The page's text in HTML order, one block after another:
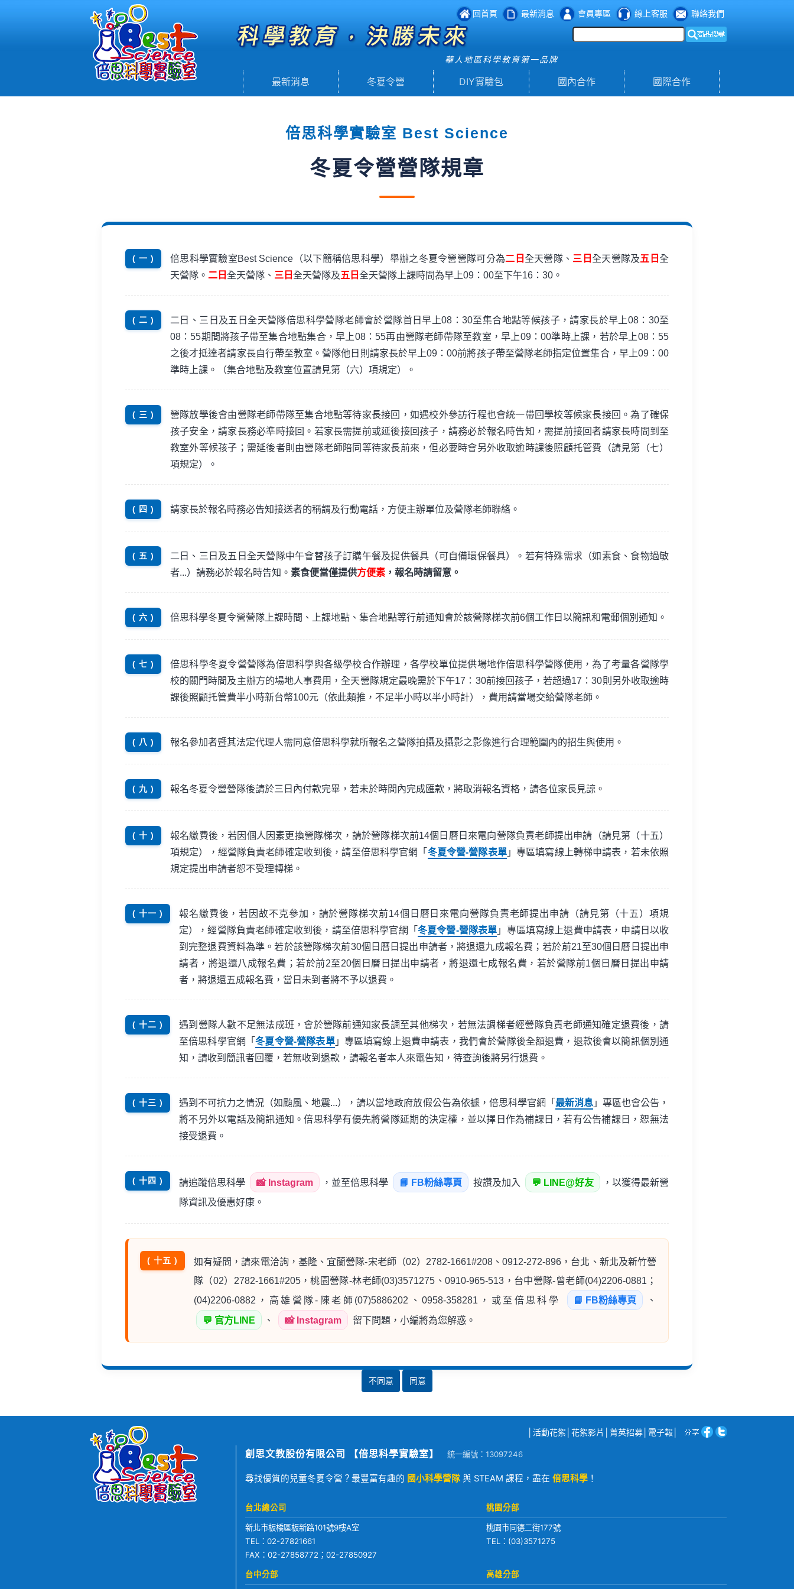
回首頁 最新消息 會員專區 線上客服 聯絡我們
華人地區科學教育第一品牌
最新消息 冬夏令營 DIY實驗包 國內合作 國際合作
倍思科學實驗室 Best Science
冬夏令營營隊規章
( 一 ) 倍思科學實驗室Best Science（以下簡稱倍思科學）舉辦之冬夏令營營隊可分為二日全天營隊、 三日全天營隊及五日全
天營隊。 二日全天營隊、 三日全天營隊及五日全天營隊上課時間為早上09：00至下午16：30。
( 二 )
二日、三日及五日全天營隊倍思科學營隊老師會於營隊首日早上08：30至集合地點等候孩子，請家長於早上08：30至
08：55期間將孩子帶至集合地點集合，早上08：55再由營隊老師帶隊至教室，早上09：00準時上課，若於早上08：55
之後才抵達者請家長自行帶至教室。營隊他日則請家長於早上09：00前將孩子帶至營隊老師指定位置集合，早上09：00
準時上課。（集合地點及教室位置請見第（六）項規定）。
( 三 )
營隊放學後會由營隊老師帶隊至集合地點等待家長接回，如遇校外參訪行程也會統一帶回學校等候家長接回。為了確保
孩子安全，請家長務必準時接回。若家長需提前或延後接回孩子，請務必於報名時告知，需提前接回者請家長時間到至
教室外等候孩子；需延後者則由營隊老師陪同等待家長前來，但必要時會另外收取逾時課後照顧托管費（請見第（七）
項規定）。
( 四 ) 請家長於報名時務必告知接送者的稱謂及行動電話，方便主辦單位及營隊老師聯絡。
( 五 )
二日、三日及五日全天營隊中午會替孩子訂購午餐及提供餐具（可自備環保餐具）。若有特殊需求（如素食、食物過敏
者...）請務必於報名時告知。 素食便當僅提供方便素 ，報名時請留意。
( 六 ) 倍思科學冬夏令營營隊上課時間、上課地點、集合地點等行前通知會於該營隊梯次前6個工作日以簡訊和電郵個別通知。
( 七 )
倍思科學冬夏令營營隊為倍思科學與各級學校合作辦理，各學校單位提供場地作倍思科學營隊使用，為了考量各營隊學
校的關門時間及主辦方的場地人事費用，全天營隊規定最晚需於下午17：30前接回孩子，若超過17：30則另外收取逾時
課後照顧托管費半小時新台幣100元（依此類推，不足半小時以半小時計），費用請當場交給營隊老師。
( 八 ) 報名參加者暨其法定代理人需同意倍思科學就所報名之營隊拍攝及攝影之影像進行合理範圍內的招生與使用。
( 九 ) 報名冬夏令營營隊後請於三日內付款完畢，若未於時間內完成匯款，將取消報名資格，請各位家長見諒。
( 十 )
報名繳費後，若因個人因素更換營隊梯次，請於營隊梯次前14個日曆日來電向營隊負責老師提出申請（請見第（十五）
項規定），經營隊負責老師確定收到後，請至倍思科學官網「冬夏令營-營隊表單」專區填寫線上轉梯申請表，若未依照
規定提出申請者恕不受理轉梯。
( 十一 )
報名繳費後，若因故不克參加，請於營隊梯次前14個日曆日來電向營隊負責老師提出申請（請見第（十五）項規
定），經營隊負責老師確定收到後，請至倍思科學官網「冬夏令營-營隊表單 」專區填寫線上退費申請表，申請日以收
到完整退費資料為準。若於該營隊梯次前30個日曆日提出申請者，將退還九成報名費；若於前21至30個日曆日提出申
請者，將退還八成報名費；若於前2至20個日曆日提出申請者，將退還七成報名費，若於營隊前1個日曆日提出申請
者，將退還五成報名費，當日未到者將不予以退費。
( 十二 )
遇到營隊人數不足無法成班，會於營隊前通知家長調至其他梯次，若無法調梯者經營隊負責老師通知確定退費後，請
至倍思科學官網「冬夏令營-營隊表單」專區填寫線上退費申請表，我們會於營隊後全額退費，退款後會以簡訊個別通
知，請收到簡訊者回覆，若無收到退款，請報名者本人來電告知，待查詢後將另行退費。
( 十三 ) 遇到不可抗力之情況（如颱風、地震...），請以當地政府放假公告為依據，倍思科學官網「最新消息」專區也會公告，
將不另外以電話及簡訊通知。倍思科學有優先將營隊延期的決定權，並以擇日作為補課日，若有公告補課日，恕無法
接受退費。
( 十四 ) 請追蹤倍思科學 📸 Instagram ，並至倍思科學 📘 FB粉絲專頁 按讚及加入 💬 LINE@好友
，以獲得最新營
隊資訊及優惠好康。
( 十五 )
如有疑問，請來電洽詢，基隆、宜蘭營隊-宋老師（02）2782-1661#208、0912-272-896，台北、新北及新竹營
隊（02）2782-1661#205，桃園營隊-林老師(03)3571275、0910-965-513，台中營隊-曾老師(04)2206-0881；
(04)2206-0882，高雄營隊-陳老師(07)5886202、0958-358281，或至倍思科學
📘 FB粉絲專頁
、
💬 官方LINE
、 📸 Instagram 留下問題，小編將為您解惑。
不同意 同意
活動花絮 花絮影片 菁英招募 電子報
創思文教股份有限公司 【倍思科學實驗室】 統一編號：13097246
尋找優質的兒童冬夏令營？最豐富有趣的 國小科學營隊 與 STEAM 課程，盡在 倍思科學 ！
台北總公司
新北市板橋區板新路101號9樓A室
TEL： 02-27821661
FAX：02-27858772；02-27850927
桃園分部
桃園市同德二街177號
TEL： (03)3571275
台中分部 高雄分部